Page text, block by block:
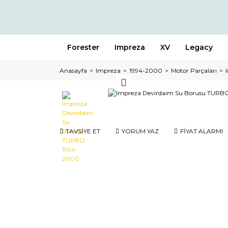
Forester Impreza XV Legacy
Anasayfa Impreza 1994-2000 Motor Parçaları
TAVSİYE ET YORUM YAZ FİYAT ALARMI